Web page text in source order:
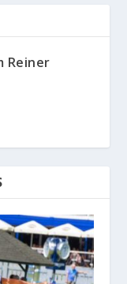
Reiner